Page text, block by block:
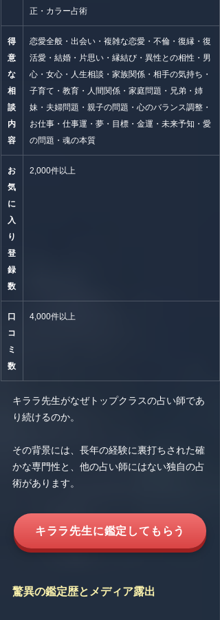
正・カラー占術
得
意
な
相
談
内
容
恋愛全般・出会い・複雑な恋愛・不倫・復縁・復
活愛・結婚・片思い・縁結び・異性との相性・男
心・女心・人生相談・家族関係・相手の気持ち・
子育て・教育・人間関係・家庭問題・兄弟・姉
妹・夫婦問題・親子の問題・心のバランス調整・
お仕事・仕事運・夢・目標・金運・未来予知・愛
の問題・魂の本質
お
気
に
入
り
登
録
数
2,000件以上
口
コ
ミ
数
4,000件以上
キララ先生がなぜトップクラスの占い師であ
り続けるのか。
その背景には、長年の経験に裏打ちされた確
かな専門性と、他の占い師にはない独自の占
術があります。
キララ先生に鑑定してもらう
驚異の鑑定歴とメディア露出